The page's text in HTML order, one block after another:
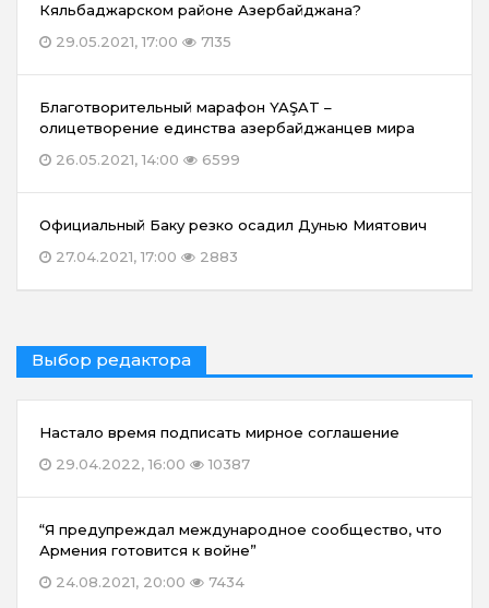
Кяльбаджарском районе Азербайджана?
29.05.2021, 17:00
7135
Благотворительный марафон YAŞAT –
олицетворение единства азербайджанцев мира
26.05.2021, 14:00
6599
Официальный Баку резко осадил Дунью Миятович
27.04.2021, 17:00
2883
Выбор редактора
Настало время подписать мирное соглашение
29.04.2022, 16:00
10387
“Я предупреждал международное сообщество, что
Армения готовится к войне”
24.08.2021, 20:00
7434